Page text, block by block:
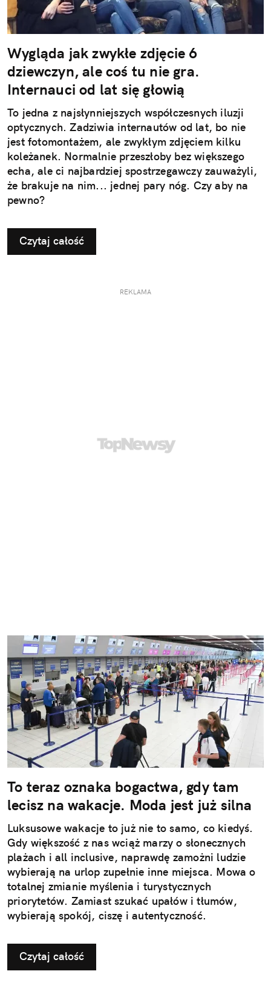
Wygląda jak zwykłe zdjęcie 6
dziewczyn, ale coś tu nie gra.
Internauci od lat się głowią
To jedna z najsłynniejszych współczesnych iluzji
optycznych. Zadziwia internautów od lat, bo nie
jest fotomontażem, ale zwykłym zdjęciem kilku
koleżanek. Normalnie przeszłoby bez większego
echa, ale ci najbardziej spostrzegawczy zauważyli,
że brakuje na nim... jednej pary nóg. Czy aby na
pewno?
Czytaj całość
REKLAMA
To teraz oznaka bogactwa, gdy tam
lecisz na wakacje. Moda jest już silna
Luksusowe wakacje to już nie to samo, co kiedyś.
Gdy większość z nas wciąż marzy o słonecznych
plażach i all inclusive, naprawdę zamożni ludzie
wybierają na urlop zupełnie inne miejsca. Mowa o
totalnej zmianie myślenia i turystycznych
priorytetów. Zamiast szukać upałów i tłumów,
wybierają spokój, ciszę i autentyczność.
Czytaj całość